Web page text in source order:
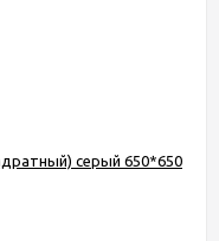
серый 650*650